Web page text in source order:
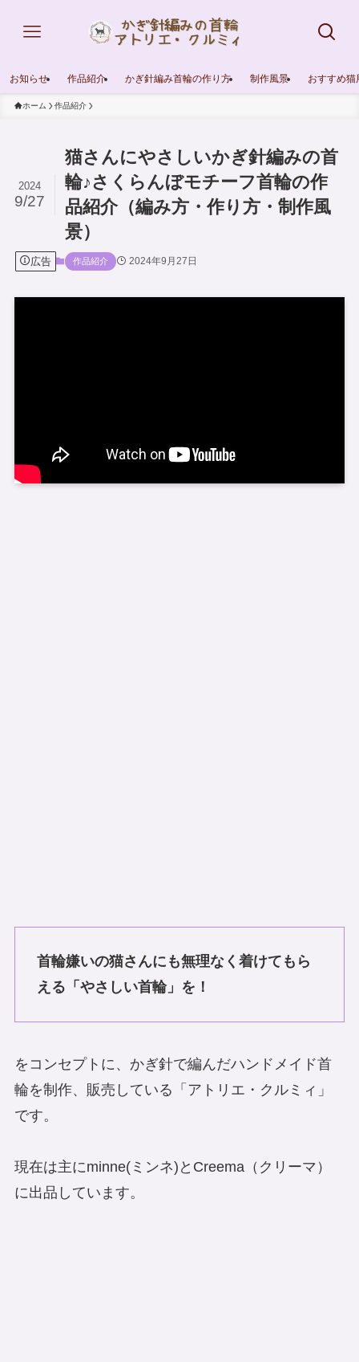
お知らせ 作品紹介 かぎ針編み首輪の作り方 制作風景 おすすめ猫
ホーム 作品紹介
猫さんにやさしいかぎ針編みの首
輪♪さくらんぼモチーフ首輪の作
品紹介（編み方・作り方・制作風
景）
2024
9/27
広告 作品紹介 2024年9月27日
首輪嫌いの猫さんにも無理なく着けてもら
える「やさしい首輪」を！
をコンセプトに、かぎ針で編んだハンドメイド首
輪を制作、販売している「アトリエ・クルミィ」
です。
現在は主にminne(ミンネ)とCreema（クリーマ）
に出品しています。